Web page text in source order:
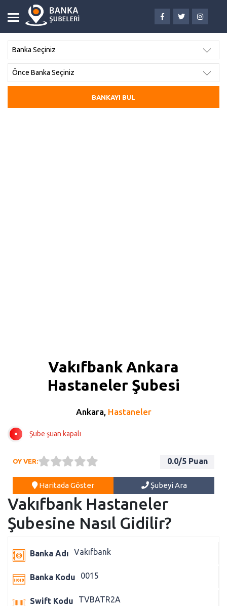
Vakıfbank Ankara
Hastaneler Şubesi
Ankara, Hastaneler
Şube şuan kapalı
OY VER: 0.0/5 Puan
Haritada Göster Şubeyi Ara
Vakıfbank Hastaneler
Şubesine Nasıl Gidilir?
Banka Adı Vakıfbank
Banka Kodu 0015
Swift Kodu TVBATR2A